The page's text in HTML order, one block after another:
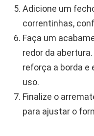
Adicione um
correntinhas,
Faça um
redor da abertura.
reforça a borda e
uso.
Finalize o
para ajustar o